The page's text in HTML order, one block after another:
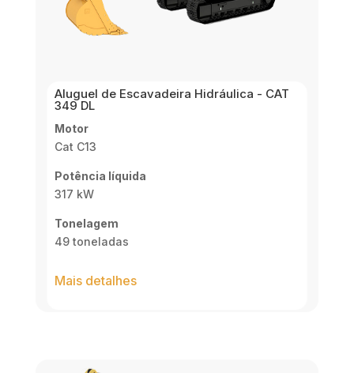
Aluguel de Escavadeira Hidráulica - CAT
349 DL
Motor
Cat C13
Potência líquida
317 kW
Tonelagem
49 toneladas
Mais detalhes